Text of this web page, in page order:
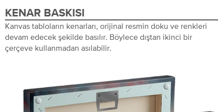
KENAR BASKISI
Kanvas tabloların kenarları, orijinal resmin doku ve renkleri
devam edecek şekilde basılır. Böylece dıştan ikinci bir
çerçeve kullanmadan asılabilir.